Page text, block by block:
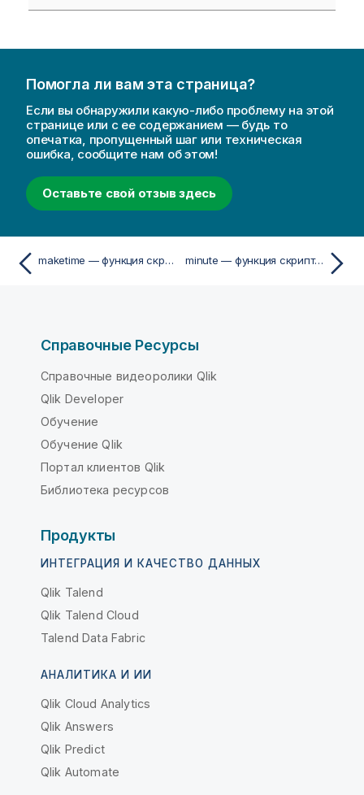
Помогла ли вам эта страница?
Если вы обнаружили какую-либо проблему на этой
странице или с ее содержанием — будь то
опечатка, пропущенный шаг или техническая
ошибка, сообщите нам об этом!
Оставьте свой отзыв здесь
maketime — функция скриптa и диаграммы minute — функция скриптa и диаграммы
Справочные Ресурсы
Справочные видеоролики Qlik
Qlik Developer
Обучение
Обучение Qlik
Портал клиентов Qlik
Библиотека ресурсов
Продукты
ИНТЕГРАЦИЯ И КАЧЕСТВО ДАННЫХ
Qlik Talend
Qlik Talend Cloud
Talend Data Fabric
АНАЛИТИКА И ИИ
Qlik Cloud Analytics
Qlik Answers
Qlik Predict
Qlik Automate